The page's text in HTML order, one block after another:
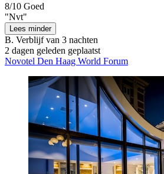
8/10 Goed
"Nvt"
Lees minder
B. Verblijf van 3 nachten
2 dagen geleden geplaatst
Novotel Den Haag World Forum